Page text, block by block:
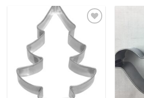
Wunschzettel
hinzufügen